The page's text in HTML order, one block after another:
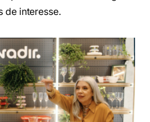
de interesse.